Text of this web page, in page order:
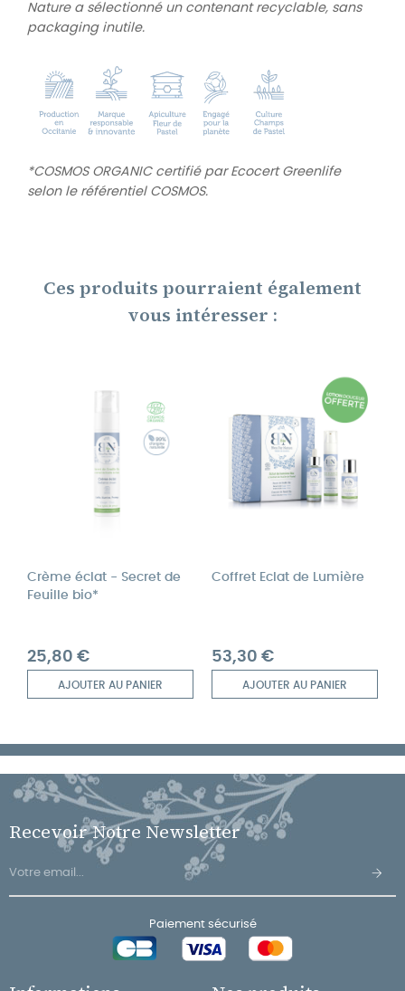
Naturea sélectionné un contenant recyclable, sans
packaging inutile.
*COSMOS ORGANIC certifié par Ecocert Greenlife
selon le référentiel COSMOS.
Ces produits pourraient également
vous intéresser :
Crème éclat - Secret de
Feuille bio*
Prix
25,80 €
AJOUTER AU PANIER
Coffret Eclat de Lumière
Prix
53,30 €
AJOUTER AU PANIER
Recevoir Notre Newsletter
Paiement sécurisé